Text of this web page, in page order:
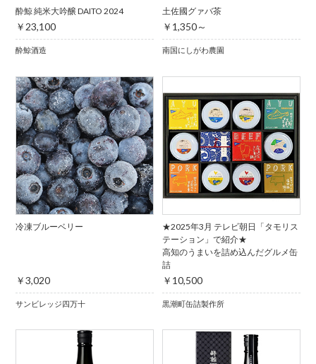
酔鯨 純米大吟醸 DAITO 2024
￥23,100
酔鯨酒造
土佐國グァバ茶
￥1,350～
南国にしがわ農園
冷凍ブルーベリー
￥3,020
サンビレッジ四万十
★2025年3月 テレビ朝日「タモリス
テーション」で紹介★
高知のうまいを詰め込んだグルメ缶
詰
￥10,500
黒潮町缶詰製作所